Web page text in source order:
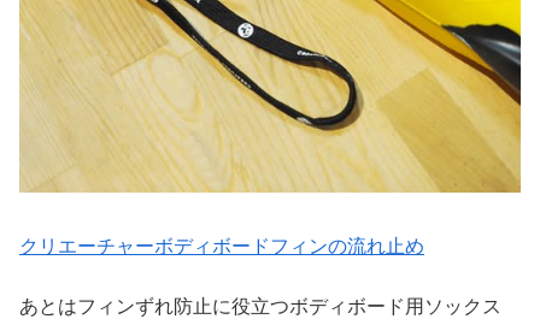
クリエーチャーボディボードフィンの流れ止め
あとはフィンずれ防止に役立つボディボード用ソックス